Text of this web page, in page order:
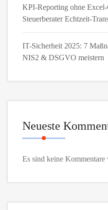
KPI-Reporting ohne
Steuerberater Echtzeit-
IT-Sicherheit 2025: 7
NIS2 & DSGVO meistern
Neueste
Es sind keine Kommentare